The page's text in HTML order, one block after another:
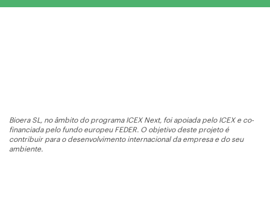
Bioera SL, no âmbito do programa ICEX Next, foi apoiada pelo ICEX e co-
financiada pelo fundo europeu FEDER. O objetivo deste projeto é
contribuir para o desenvolvimento internacional da empresa e do seu
ambiente.